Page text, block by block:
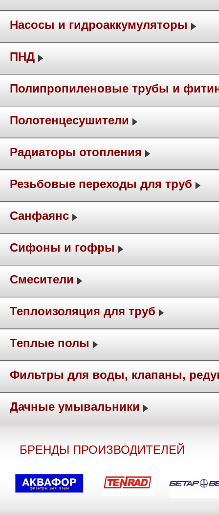
Насосы и гидроаккумуляторы
ПНД
Полипропиленовые трубы и
Полотенцесушители
Радиаторы отопления
Резьбовые переходы для труб
Санфаянс
Сифоны и гофры
Смесители
Теплоизоляция для труб
Теплые полы
Фильтры для воды, клапаны,
Дачные умывальники
БРЕНДЫ ПРОИЗВОДИТЕЛЕЙ